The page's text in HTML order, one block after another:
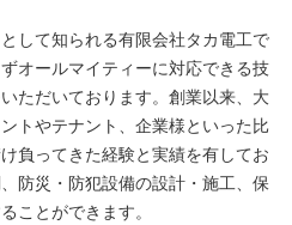
して知られる有限会社タカ電工で
オールマイティーに対応できる技
ただいております。創業以来、大
トやテナント、企業様といった比
負ってきた経験と実績を有してお
防災・防犯設備の設計・施工、保
ことができます。